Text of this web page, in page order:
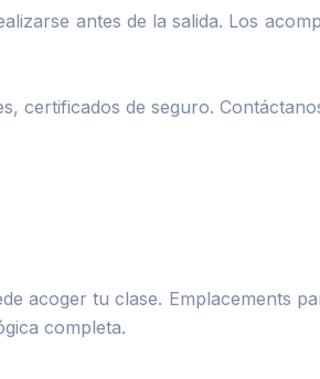
antes de la salida. Los
certificados de seguro.
acoger tu clase. Emplacements
completa.